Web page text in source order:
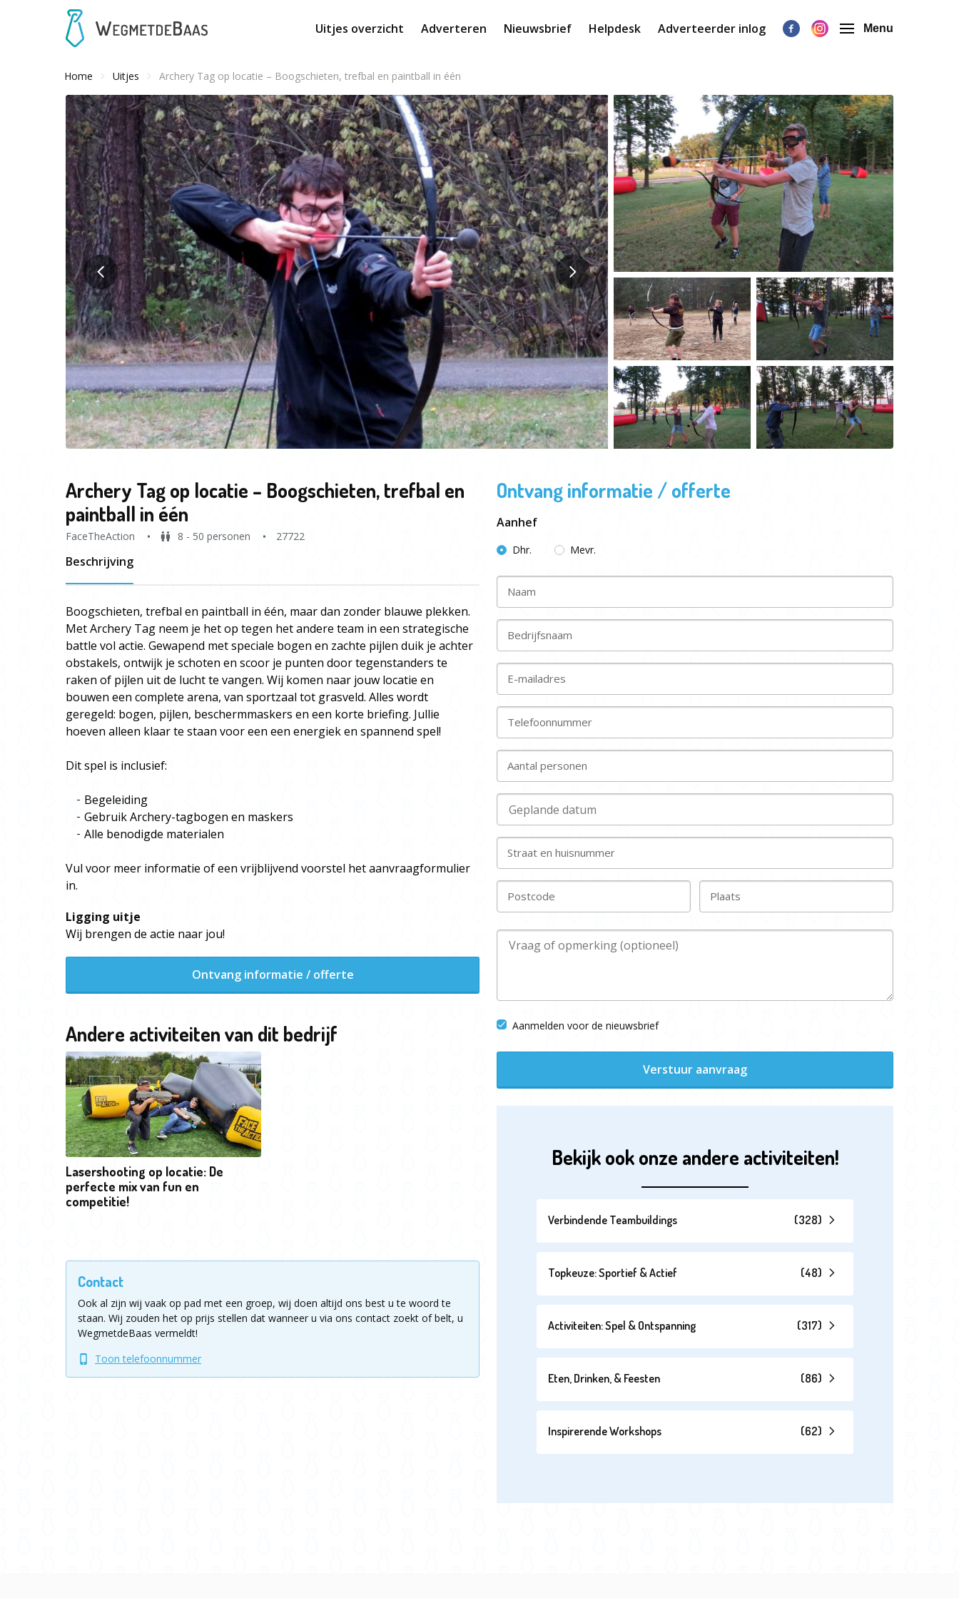
Uitjes overzicht Adverteren Nieuwsbrief Helpdesk Adverteerder inlog Menu
Home Uitjes Archery Tag op locatie – Boogschieten, trefbal en paintball in één
Archery Tag op locatie – Boogschieten, trefbal en
paintball in één
FaceTheAction 8 - 50 personen 27722
Beschrijving
Boogschieten, trefbal en paintball in één, maar dan zonder blauwe plekken.
Met Archery Tag neem je het op tegen het andere team in een strategische
battle vol actie. Gewapend met speciale bogen en zachte pijlen duik je achter
obstakels, ontwijk je schoten en scoor je punten door tegenstanders te
raken of pijlen uit de lucht te vangen. Wij komen naar jouw locatie en
bouwen een complete arena, van sportzaal tot grasveld. Alles wordt
geregeld: bogen, pijlen, beschermmaskers en een korte briefing. Jullie
hoeven alleen klaar te staan voor een een energiek en spannend spel!
Dit spel is inclusief:
Begeleiding
Gebruik Archery-tagbogen en maskers
Alle benodigde materialen
Vul voor meer informatie of een vrijblijvend voorstel het aanvraagformulier
in.
Ligging uitje
Wij brengen de actie naar jou!
Ontvang informatie / offerte
Andere activiteiten van dit bedrijf
Lasershooting op locatie: De
perfecte mix van fun en
competitie!
Contact
Ook al zijn wij vaak op pad met een groep, wij doen altijd ons best u te woord te
staan. Wij zouden het op prijs stellen dat wanneer u via ons contact zoekt of belt, u
WegmetdeBaas vermeldt!
Toon telefoonnummer
Ontvang informatie / offerte
Aanhef
Dhr. Mevr.
Naam
Bedrijfsnaam
E-mailadres
Telefoonnummer
Aantal personen
Straat en huisnummer
Postcode Plaats
Aanmelden voor de nieuwsbrief
Verstuur aanvraag
Bekijk ook onze andere activiteiten!
Verbindende Teambuildings (328)
Topkeuze: Sportief & Actief (48)
Activiteiten: Spel & Ontspanning (317)
Eten, Drinken, & Feesten (86)
Inspirerende Workshops (62)